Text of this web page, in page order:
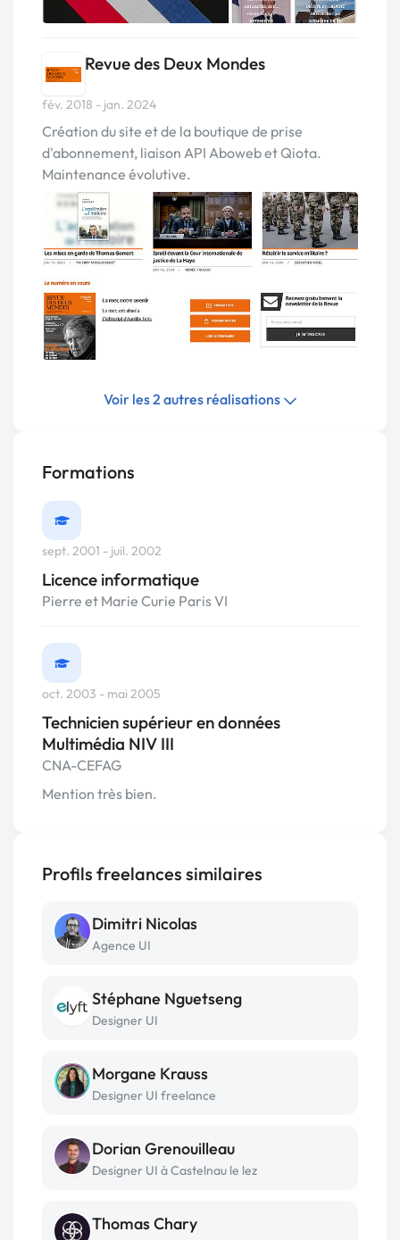
Revue des Deux Mondes
fév. 2018 - jan. 2024
Création du site et de la boutique de prise
d'abonnement, liaison API Aboweb et Qiota.
Maintenance évolutive.
Voir les 2 autres réalisations
Formations
sept. 2001 - juil. 2002
Licence informatique
Pierre et Marie Curie Paris VI
oct. 2003 - mai 2005
Technicien supérieur en données
Multimédia NIV III
CNA-CEFAG
Mention très bien.
Profils freelances similaires
Dimitri Nicolas
Agence UI
Stéphane Nguetseng
Designer UI
Morgane Krauss
Designer UI freelance
Dorian Grenouilleau
Designer UI à Castelnau le lez
Thomas Chary